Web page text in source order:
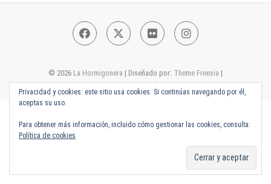
Facebook
TwitterFlickrInstagram
© 2026 La Hormigonera | Diseñado por: Theme Freesia |
Funciona con:WordPress
Privacidad y cookies: este sitio usa cookies. Si continúas navegando por él,
aceptas su uso.
Para obtener más información, incluido cómo gestionar las cookies, consulta:
Política de cookies